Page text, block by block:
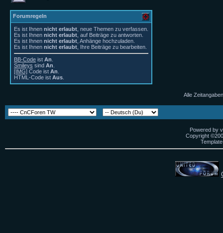
Forumregeln
Es ist Ihnen nicht erlaubt , neue Themen zu verfassen.
Es ist Ihnen nicht erlaubt , auf Beiträge zu antworten.
Es ist Ihnen nicht erlaubt , Anhänge hochzuladen.
Es ist Ihnen nicht erlaubt , Ihre Beiträge zu bearbeiten.
BB-Code ist An
Smileys sind An
[IMG] Code ist An
HTML-Code ist Aus
Alle
Powered by
Copyright